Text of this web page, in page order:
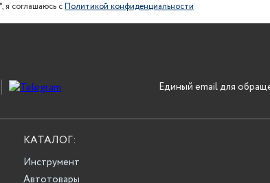
я соглашаюсь сПолитикой конфиденциальности
Единый email для
КАТАЛОГ:
Инструмент
Автотовары